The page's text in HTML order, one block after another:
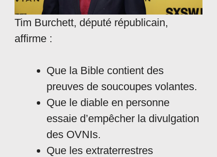
Tim Burchett, député républicain,
affirme :
Que la Bible contient des
preuves de soucoupes volantes.
Que le diable en personne
essaie d’empêcher la divulgation
des OVNIs.
Que les extraterrestres